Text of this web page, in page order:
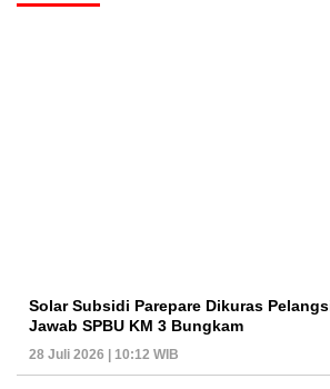
Solar Subsidi Parepare Dikuras
Jawab SPBU KM 3 Bungkam
28 Juli 2026 | 10:12 WIB